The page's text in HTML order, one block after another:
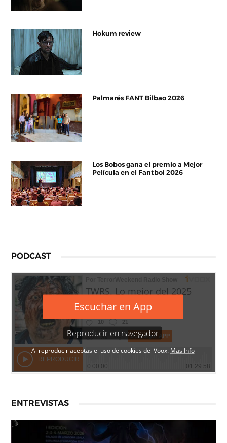
Hokum review
Palmarés FANT Bilbao 2026
Los Bobos gana el premio a Mejor
Película en el Fantboi 2026
PODCAST
ENTREVISTAS